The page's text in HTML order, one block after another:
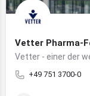
Vetter Pharma-
+49 751 3700-0